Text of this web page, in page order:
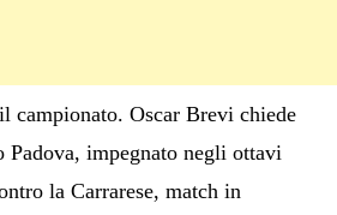
campionato. Oscar Brevi chiede
Padova, impegnato negli ottavi
la Carrarese, match in